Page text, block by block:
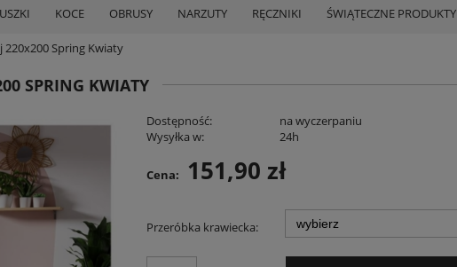
KOCE OBRUSY NARZUTY RĘCZNIKI ŚWIĄTECZNE PRODUKTY
Spring Kwiaty
SPRING KWIATY
Dostępność:
na wyczerpaniu
Wysyłka w:
24h
Cena: 151,90 zł
Przeróbka krawiecka: